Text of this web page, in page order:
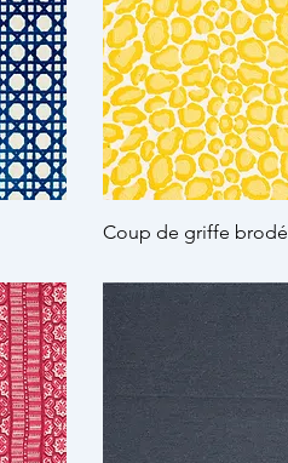
Coup de griffe brodé